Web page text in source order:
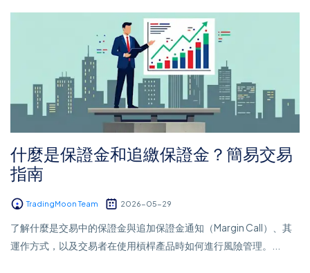
什麼是保證金和追繳保證金？簡易交易
指南
TradingMoon Team 2026-05-29
了解什麼是交易中的保證金與追加保證金通知（Margin Call）、其
運作方式，以及交易者在使用槓桿產品時如何進行風險管理。...